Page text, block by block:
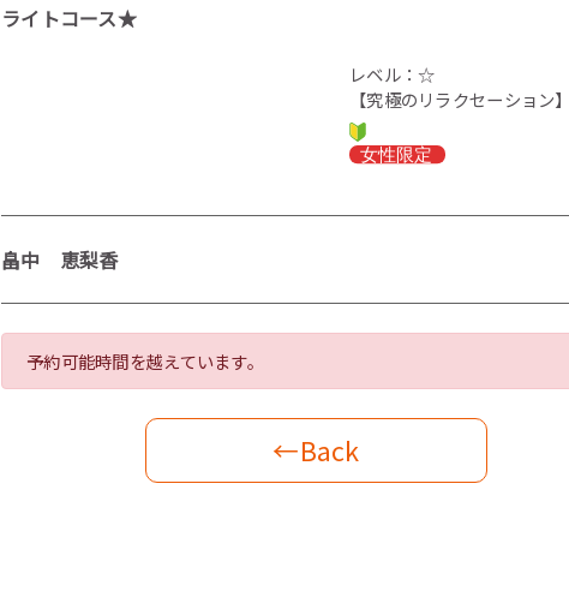
ライトコース★
レベル：☆
【究極のリラクセーション】
畠中 恵梨香
予約可能時間を越えています。
←Back